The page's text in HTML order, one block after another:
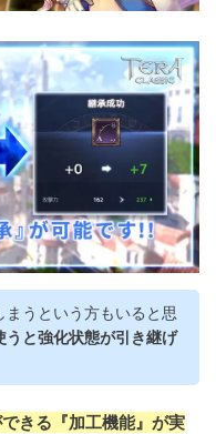
うという方もいると思
うと強化状態が引き継げ
きる『加工機能』が実